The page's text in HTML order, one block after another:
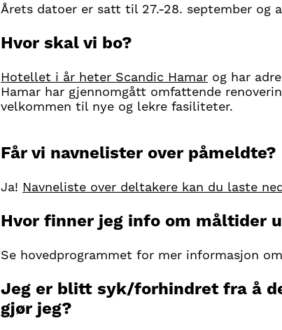
Årets datoer er satt til 27.-28. september og
Hvor skal vi bo?
Hotellet i år heter Scandic Hamar og har
Hamar har gjennomgått omfattende
velkommen til nye og lekre fasiliteter.
Får vi navnelister over påmeldte?
Ja! Navneliste over deltakere kan du laste
Hvor finner jeg info om måltider
Se hovedprogrammet for mer informasjon
Jeg er blitt syk/forhindret fra å
gjør jeg?